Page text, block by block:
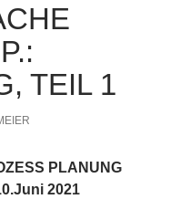
TEIL 1
PLANUNG
2021